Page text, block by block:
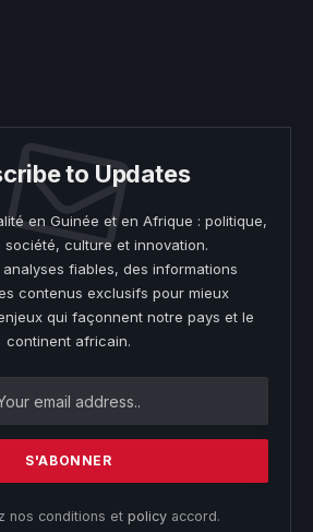
to Updates
en Guinée et en Afrique : politique,
société, culture et innovation.
fiables, des informations
contenus exclusifs pour mieux
qui façonnent notre pays et le
continent africain.
nos conditions et policyaccord.